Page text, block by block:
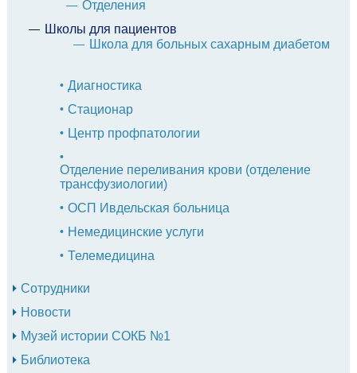
Отделения
Школы для пациентов
Школа для больных сахарным диабетом
Диагностика
Стационар
Центр профпатологии
Отделение переливания крови (отделение
трансфузиологии)
ОСП Ивдельская больница
Немедицинские услуги
Телемедицина
Сотрудники
Новости
Музей истории СОКБ №1
Библиотека